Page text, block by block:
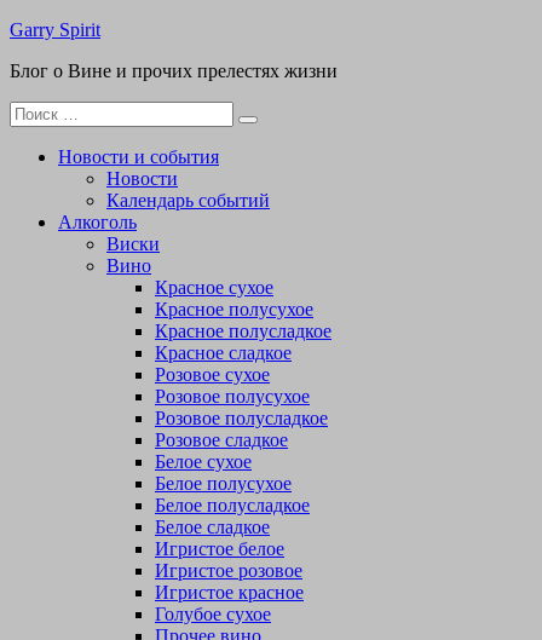
Перейти
содержимому
Garry Spirit
Блог о Вине и прочих прелестях жизни
Поиск
для:
Новости и события
Новости
Календарь событий
Алкоголь
Виски
Вино
Красное сухое
Красное полусухое
Красное полусладкое
Красное сладкое
Розовое сухое
Розовое полусухое
Розовое полусладкое
Розовое сладкое
Белое сухое
Белое полусухое
Белое полусладкое
Белое сладкое
Игристое белое
Игристое розовое
Игристое красное
Голубое сухое
Прочее вино